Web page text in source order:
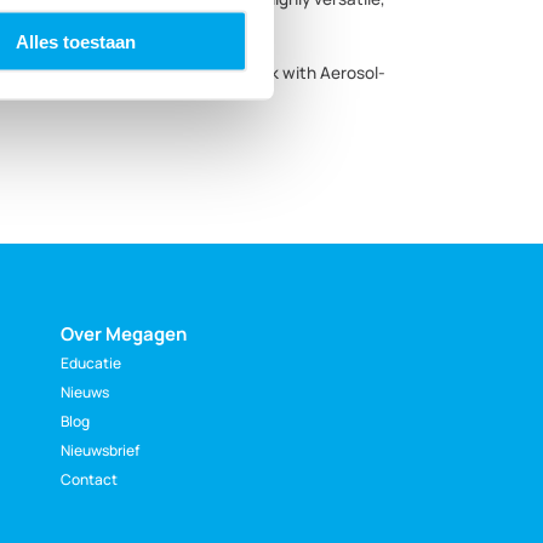
Alles toestaan
staff more reasons to come back with Aerosol-
Over Megagen
Educatie
Nieuws
Blog
Nieuwsbrief
Contact